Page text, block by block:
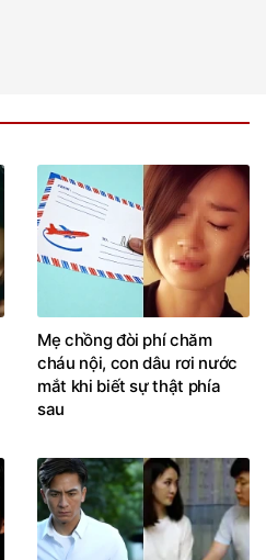
Mẹ chồng đòi phí chăm
cháu nội, con dâu rơi nước
mắt khi biết sự thật phía
sau